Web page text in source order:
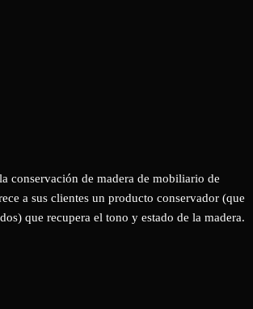
conservación de madera de mobiliario de
a sus clientes un producto conservador (que
que recupera el tono y estado de la madera.